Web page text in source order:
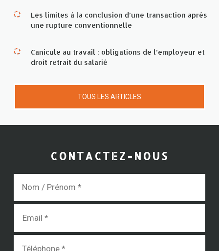
Les limites à la conclusion d’une transaction après
une rupture conventionnelle
Canicule au travail : obligations de l’employeur et
droit retrait du salarié
TOUS LES ARTICLES
CONTACTEZ-NOUS